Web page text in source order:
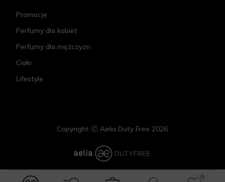
0
Promocje
Perfumy dla kobiet
Perfumy dla mężczyzn
Ciało
Lifestyle
Copyright Ⓒ Aelia Duty Free 2026